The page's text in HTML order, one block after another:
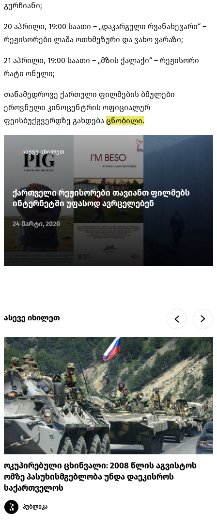
გურჩიანი;
20 აპრილი, 19:00 საათი – „დაკარგული რვანახევარი“ –
რეჟისორები ლაშა ოთხმეზური და ვახო ვარაზი;
21 აპრილი, 19:00 საათი – „მზის ქალაქი“ – რეჟისორი
რატი ონელი;
თანამედროვე ქართული ფილმების ბმულები
ეროვნული კინოცენტრის ოფიციალურ
ფეისბუქგვერდზე გახდება ცნობილი.
ასევე იხილეთ
ქართველი რეჟისორები თავიანთ ფილმებს
ინტერნეტში უფასოდ ავრცელებენ
24 მარტი, 2020
ასევე იხილეთ
ოკუპირებული ცხინვალი: 2008 წლის აგვისტოს
ომზე პასუხისმგებლობა უნდა დაეკისროს
საქართველოს
პუბლიკა